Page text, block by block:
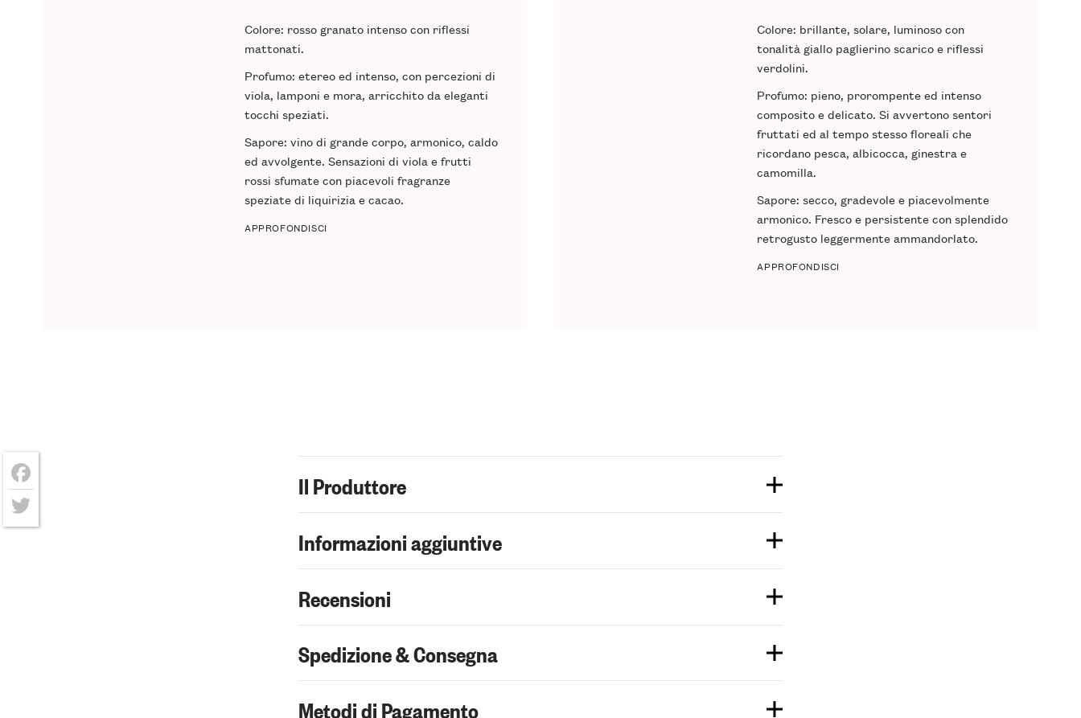
Colore: rosso granato intenso con riflessi
mattonati.
Profumo: etereo ed intenso, con percezioni di
viola, lamponi e mora, arricchito da eleganti
tocchi speziati.
Sapore: vino di grande corpo, armonico, caldo
ed avvolgente. Sensazioni di viola e frutti
rossi sfumate con piacevoli fragranze
speziate di liquirizia e cacao.
APPROFONDISCI
Colore: brillante, solare, luminoso con
tonalità giallo paglierino scarico e riflessi
verdolini.
Profumo: pieno, prorompente ed intenso
composito e delicato. Si avvertono sentori
fruttati ed al tempo stesso floreali che
ricordano pesca, albicocca, ginestra e
camomilla.
Sapore: secco, gradevole e piacevolmente
armonico. Fresco e persistente con splendido
retrogusto leggermente ammandorlato.
APPROFONDISCI
Il Produttore
Informazioni aggiuntive
Recensioni
Spedizione & Consegna
Metodi di Pagamento
Facebook
Twitter